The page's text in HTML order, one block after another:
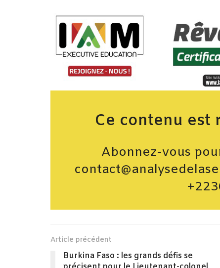
Ce contenu est
Abonnez-vous
Article précédent
Burkina Faso : les grands défis se